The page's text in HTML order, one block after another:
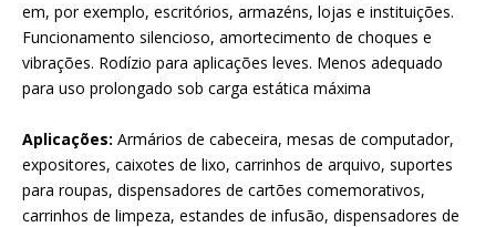
em, por exemplo, escritórios, armazéns, lojas e instituições.
Funcionamento silencioso, amortecimento de choques e
vibrações. Rodízio para aplicações leves. Menos adequado
para uso prolongado sob carga estática máxima
Aplicações: Armários de cabeceira, mesas de computador,
expositores, caixotes de lixo, carrinhos de arquivo, suportes
para roupas, dispensadores de cartões comemorativos,
carrinhos de limpeza, estandes de infusão, dispensadores de